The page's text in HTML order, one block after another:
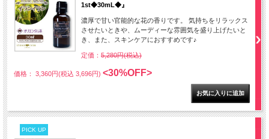
1st◆30mL◆』
濃厚で甘い官能的な花の香りです。 気持ちをリラックス
させたいときや、ムーディーな雰囲気を盛り上げたいと
き、また、スキンケアにおすすめです♪
定価： 5,280円(税込)
価格： 3,360円(税込 3,696円) <30%OFF>
PICK UP